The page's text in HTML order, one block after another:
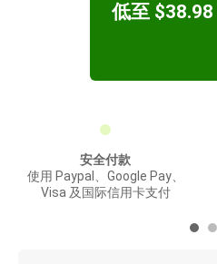
低至 $38.98
安全付款
使用 Paypal、Google Pay、
Visa 及国际信用卡支付